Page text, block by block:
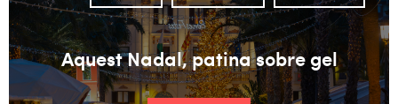
Aquest Nadal, patina sobre gel